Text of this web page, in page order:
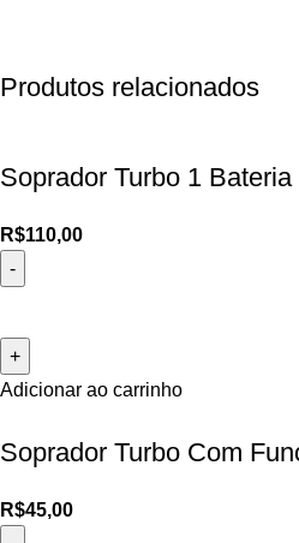
Produtos relacionados
Soprador Turbo 1
R$110,00
Adicionar ao carrinho
Soprador Turbo Com
R$45,00